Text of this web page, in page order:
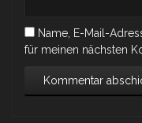
Name, E-Mail-
für meinen nächsten